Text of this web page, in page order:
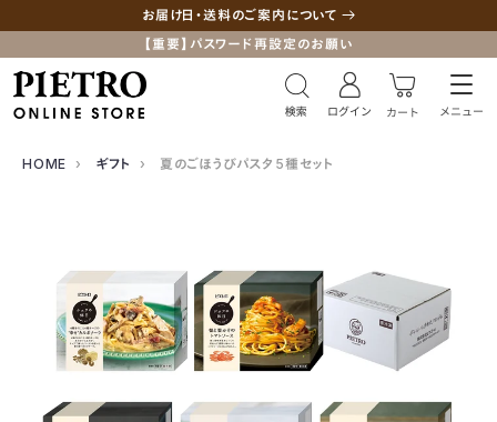
お届け日・送料のご案内について
【重要】パスワード再設定のお願い
HOME › ギフト › 夏のごほうびパスタ5種セット